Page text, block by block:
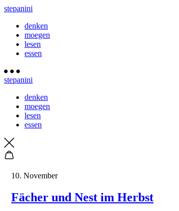
stepanini
denken
moegen
lesen
essen
stepanini
denken
moegen
lesen
essen
10. November
Fächer und Nest im Herbst